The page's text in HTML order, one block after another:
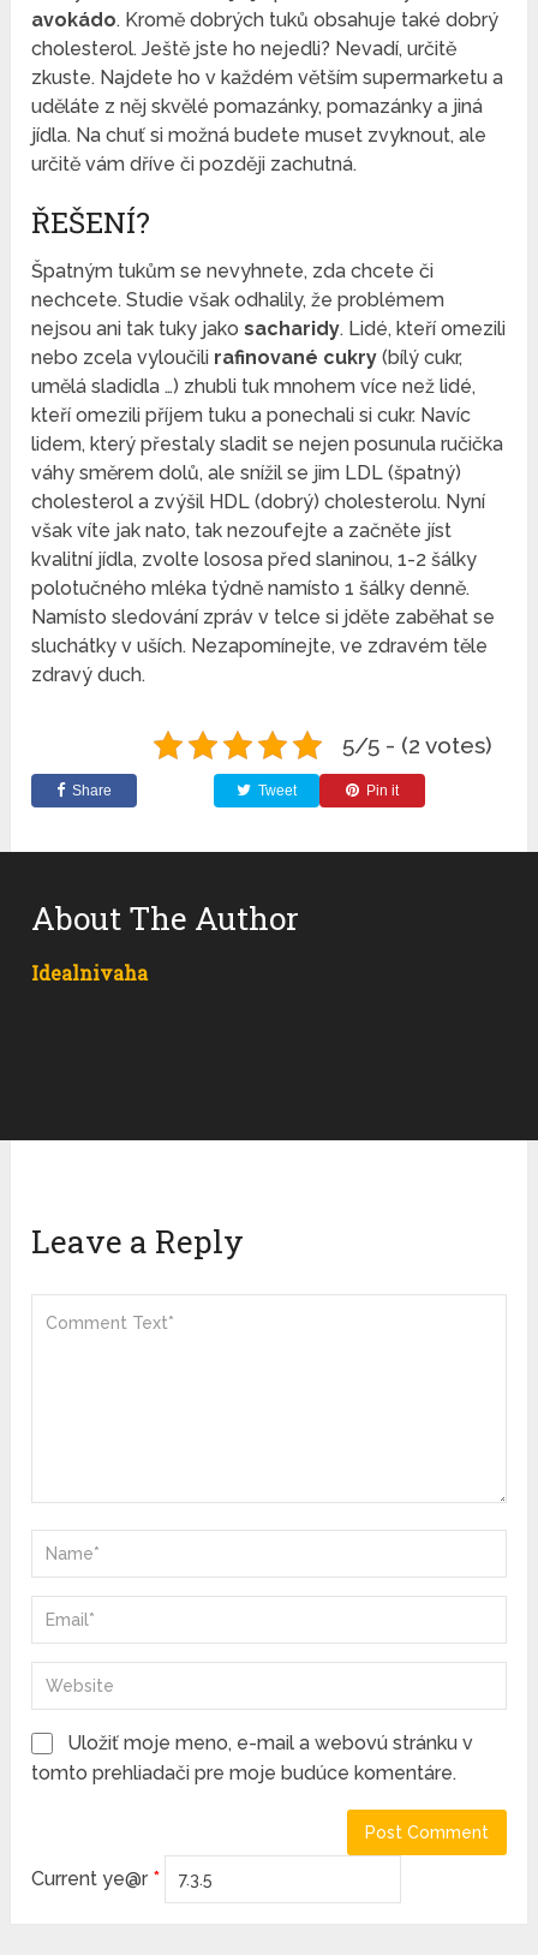
avokádo. Kromě dobrých tuků obsahuje také dobrý
cholesterol. Ještě jste ho nejedli? Nevadí, určitě
zkuste. Najdete ho v každém větším supermarketu a
uděláte z něj skvělé pomazánky, pomazánky a jiná
jídla. Na chuť si možná budete muset zvyknout, ale
určitě vám dříve či později zachutná.
ŘEŠENÍ?
Špatným tukům se nevyhnete, zda chcete či
nechcete. Studie však odhalily, že problémem
nejsou ani tak tuky jakosacharidy. Lidé, kteří omezili
nebo zcela vyloučili rafinované cukry (bílý cukr,
umělá sladidla …) zhubli tuk mnohem více než lidé,
kteří omezili příjem tuku a ponechali si cukr. Navíc
lidem, který přestaly sladit se nejen posunula ručička
váhy směrem dolů, ale snížil se jim LDL (špatný)
cholesterol a zvýšil HDL (dobrý) cholesterolu. Nyní
však víte jak nato, tak nezoufejte a začněte jíst
kvalitní jídla, zvolte lososa před slaninou, 1-2 šálky
polotučného mléka týdně namísto 1 šálky denně.
Namísto sledování zpráv v telce si jděte zaběhat se
sluchátky v uších. Nezapomínejte, ve zdravém těle
zdravý duch.
5/5 - (2 votes)
Share Tweet Pin it
About The Author
Idealnivaha
Leave a Reply
Uložiť moje meno, e-mail a webovú stránku v
tomto prehliadači pre moje budúce komentáre.
Current ye@r *